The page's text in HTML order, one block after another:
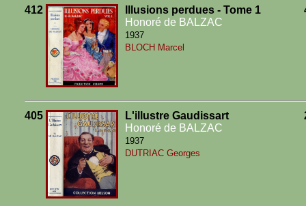
412
Illusions perdues - Tome 1
Honoré de BALZAC
1937
BLOCH Marcel
405
L'illustre Gaudissart
Honoré de BALZAC
1937
DUTRIAC Georges